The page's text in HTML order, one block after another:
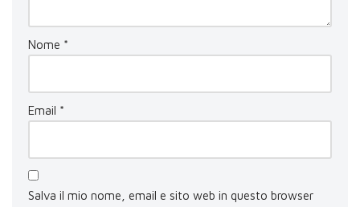
Nome *
Email *
Salva il mio nome, email e sito web in questo browser